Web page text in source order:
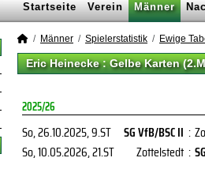
Startseite Verein Männer
Männer Spielerstatistik Ewige
Eric Heinecke : Gelbe Karten
2025/26
So, 26.10.2025, 9.ST SG VfB/BSC II :
So, 10.05.2026, 21.ST Zottelstedt :